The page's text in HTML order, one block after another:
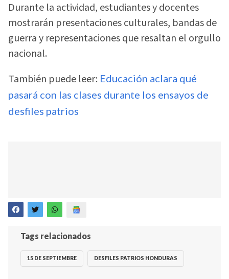
Durante la actividad, estudiantes y docentes
mostrarán presentaciones culturales, bandas de
guerra y representaciones que resaltan el orgullo
nacional.
También puede leer: Educación aclara qué
pasará con las clases durante los ensayos de
desfiles patrios
Tags relacionados
15 DE SEPTIEMBRE DESFILES PATRIOS HONDURAS